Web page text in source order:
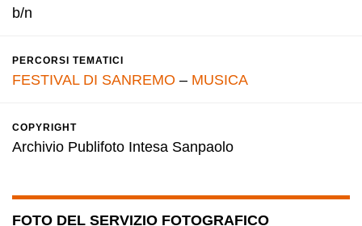
b/n
PERCORSI TEMATICI
FESTIVAL DI SANREMO – MUSICA
COPYRIGHT
Archivio Publifoto Intesa Sanpaolo
FOTO DEL SERVIZIO FOTOGRAFICO